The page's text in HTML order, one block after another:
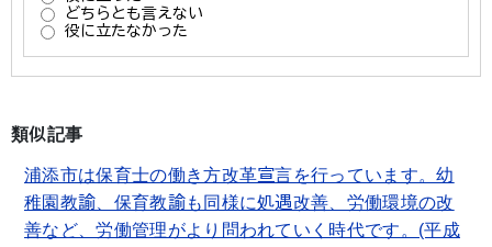
類似記事
浦添市は保育士の働き方改革宣言を行っています。幼
稚園教諭、保育教諭も同様に処遇改善、労働環境の改
善など、労働管理がより問われていく時代です。(平成